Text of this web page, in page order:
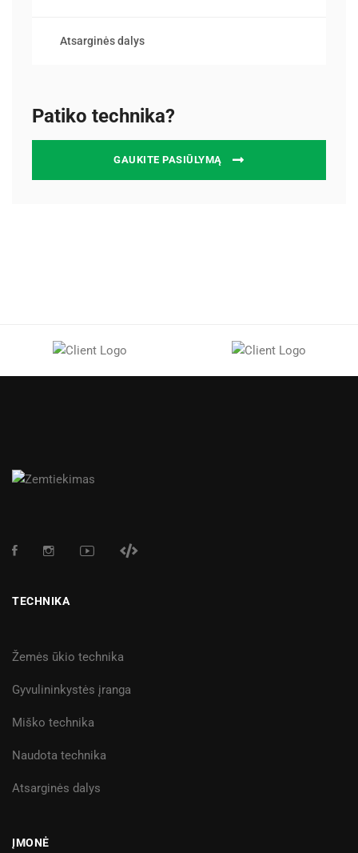
Atsarginės dalys
Patiko technika?
GAUKITE PASIŪLYMĄ
TECHNIKA
Žemės ūkio technika
Gyvulininkystės įranga
Miško technika
Naudota technika
Atsarginės dalys
ĮMONĖ